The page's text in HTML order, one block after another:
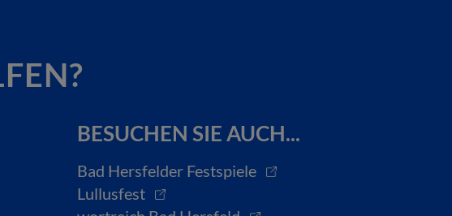
BESUCHEN SIE AUCH...
Bad Hersfelder Festspiele
Lullusfest